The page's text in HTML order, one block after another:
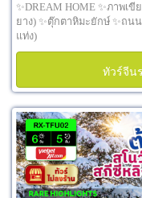
✨DREAM HOME ✨ภาพเ
ยาง) ✨ตุ๊กตาหิมะยักษ์ ✨ถน
แท่ง)
ทัวร์จีน